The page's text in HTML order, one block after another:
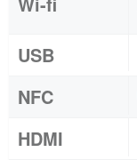
USB
NFC
HDMI